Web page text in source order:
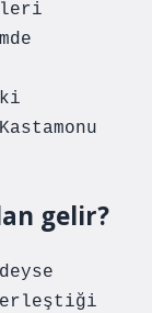
gelir?
yerleştiği